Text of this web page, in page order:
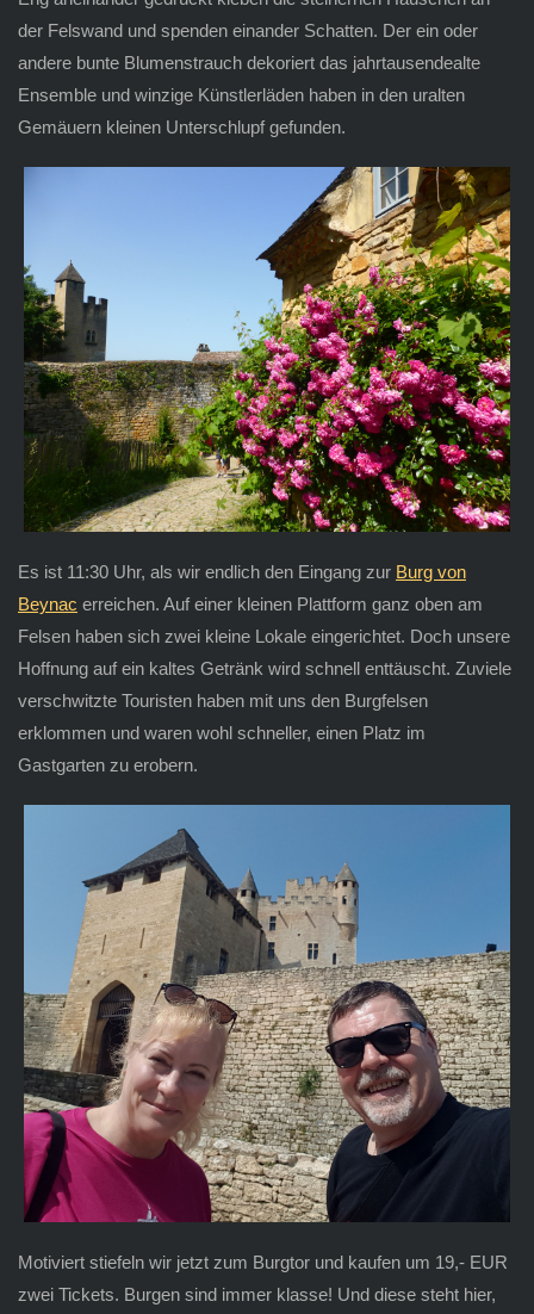
der Felswand und spenden einander Schatten. Der ein oder
andere bunte Blumenstrauch dekoriert das jahrtausendealte
Ensemble und winzige Künstlerläden haben in den uralten
Gemäuern kleinen Unterschlupf gefunden.
Es ist 11:30 Uhr, als wir endlich den Eingang zur Burg von
Beynac erreichen. Auf einer kleinen Plattform ganz oben am
Felsen haben sich zwei kleine Lokale eingerichtet. Doch unsere
Hoffnung auf ein kaltes Getränk wird schnell enttäuscht. Zuviele
verschwitzte Touristen haben mit uns den Burgfelsen
erklommen und waren wohl schneller, einen Platz im
Gastgarten zu erobern.
Motiviert stiefeln wir jetzt zum Burgtor und kaufen um 19,- EUR
zwei Tickets. Burgen sind immer klasse! Und diese steht hier,